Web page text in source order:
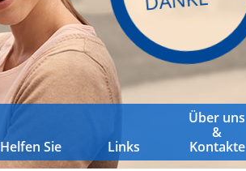
Helfen Sie Links
Über uns
&
Kontakte